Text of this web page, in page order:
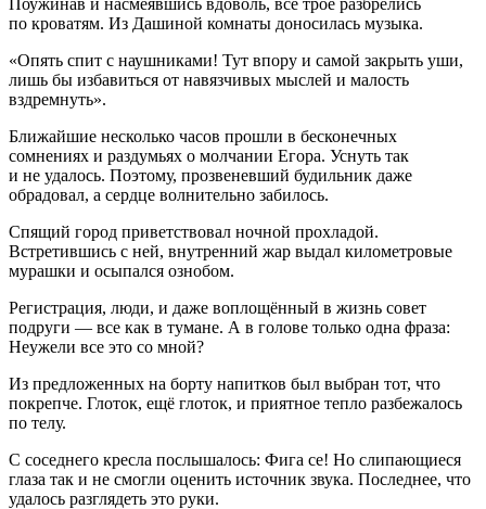
по кроватям. Из Дашиной комнаты доносилась музыка.
«Опять спит с наушниками! Тут впору и самой закрыть уши,
лишь бы избавиться от навязчивых мыслей и малость
вздремнуть».
Ближайшие несколько часов прошли в бесконечных
сомнениях и раздумьях о молчании Егора. Уснуть так
и не удалось. Поэтому, прозвеневший будильник даже
обрадовал, а сердце волнительно забилось.
Спящий город приветствовал ночной прохладой.
Встретившись с ней, внутренний жар выдал километровые
мурашки и осыпался ознобом.
Регистрация, люди, и даже воплощённый в жизнь совет
подруги — все как в тумане. А в голове только одна фраза:
Неужели все это со мной?
Из предложенных на борту напитков был выбран тот, что
покрепче. Глоток, ещё глоток, и приятное тепло разбежалось
по телу.
С соседнего кресла послышалось: Фига се! Но слипающиеся
глаза так и не смогли оценить источник звука. Последнее, что
удалось разглядеть это руки.